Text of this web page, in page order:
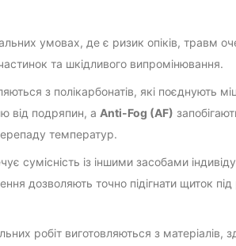
умовах, де є ризик опіків, травм
та шкідливого випромінювання.
з полікарбонатів, які поєднують
від подряпин, а Anti-Fog (AF)
температур.
сумісність із іншими засобами
дозволяють точно підігнати щиток під
робіт виготовляються з матеріалів,